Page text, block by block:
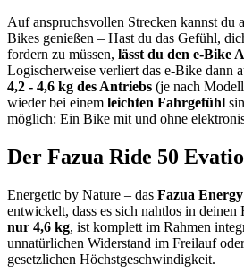
Auf anspruchsvollen Strecken kannst du
Bikes genießen – Hast du das Gefühl,
fordern zu müssen, lässt du den e-Bike
Logischerweise verliert das e-Bike dann
4,2 - 4,6 kg des Antriebs (je nach
wieder bei einem leichten Fahrgefühl
möglich: Ein Bike mit und ohne
Der Fazua Ride 50
Energetic by Nature – das Fazua
entwickelt, dass es sich nahtlos in
nur 4,6 kg, ist komplett im Rahmen
unnatürlichen Widerstand im Freilauf
gesetzlichen Höchstgeschwindigkeit.